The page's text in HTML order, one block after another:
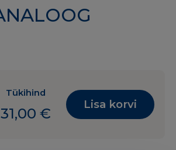
Tükihind
31,00€
Lisa korvi